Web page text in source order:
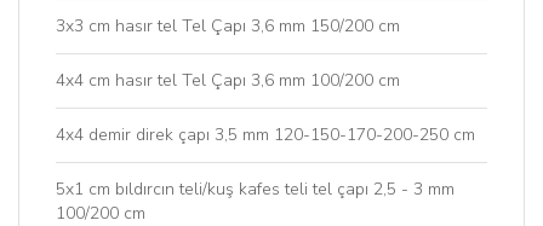
3x3 cm hasır tel Tel Çapı 3,6 mm 150/200 cm
4x4 cm hasır tel Tel Çapı 3,6 mm 100/200 cm
4x4 demir direk çapı 3,5 mm 120-150-170-200-250 cm
5x1 cm bıldırcın teli/kuş kafes teli tel çapı 2,5 - 3 mm
100/200 cm